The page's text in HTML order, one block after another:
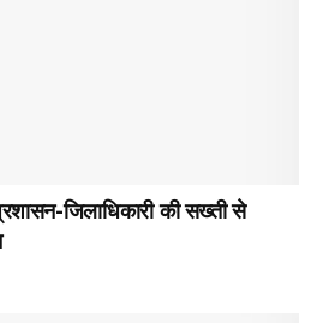
जिलाधिकारी की सख्ती से